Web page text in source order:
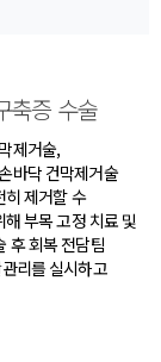
축증 수술​​
제거술,
바닥 건막제거술
제거할 수
부목 고정 치료 및
후 회복 전담팀
리를 실시하고